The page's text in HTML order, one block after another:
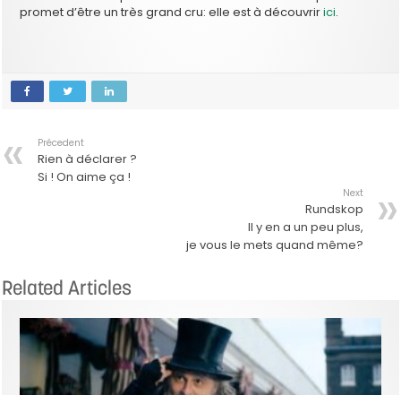
promet d’être un très grand cru: elle est à découvririci.
Précedent
Rien à déclarer ?
Si ! On aime ça !
Next
Rundskop
Il y en a un peu plus,
je vous le mets quand même?
Related Articles